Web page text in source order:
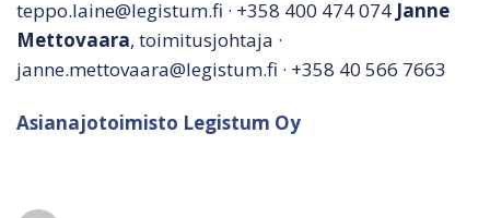
teppo.laine@legistum.fi · +358 400 474 074 Janne
Mettovaara, toimitusjohtaja ·
janne.mettovaara@legistum.fi · +358 40 566 7663
Asianajotoimisto Legistum Oy